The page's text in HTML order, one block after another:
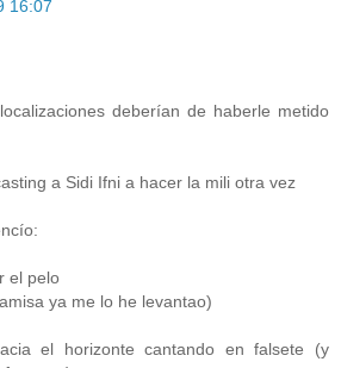
16:07
deberían de haberle metido
a Sidi Ifni a hacer la mili otra vez
el pelo
ya me lo he levantao)
el horizonte cantando en falsete (y